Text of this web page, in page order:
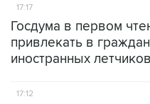
17:17
Госдума в первом
привлекать в
иностранных летчиков
17:12